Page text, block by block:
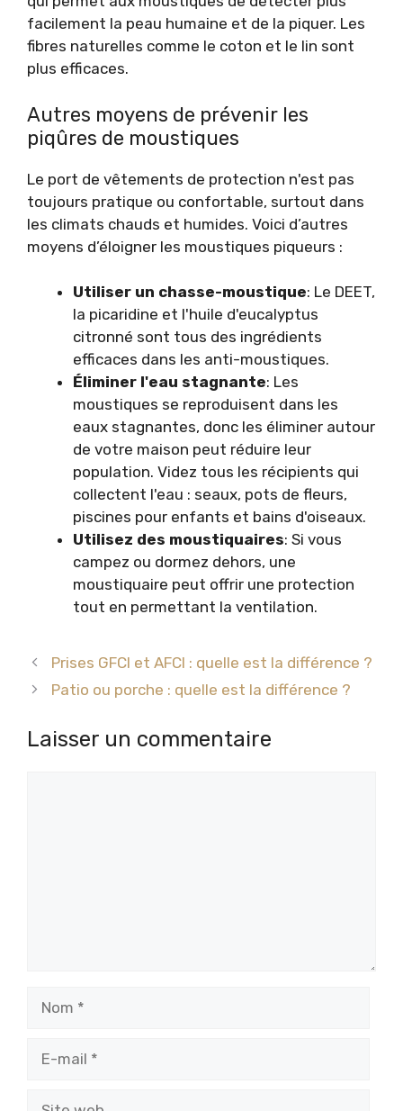
facilement la peau humaine et de la piquer. Les
fibres naturelles comme le coton et le lin sont
plus efficaces.
Autres moyens de prévenir les
piqûres de moustiques
Le port de vêtements de protection n'est pas
toujours pratique ou confortable, surtout dans
les climats chauds et humides. Voici d’autres
moyens d’éloigner les moustiques piqueurs :
Utiliser un chasse-moustique: Le DEET,
la picaridine et l'huile d'eucalyptus
citronné sont tous des ingrédients
efficaces dans les anti-moustiques.
Éliminer l'eau stagnante: Les
moustiques se reproduisent dans les
eaux stagnantes, donc les éliminer autour
de votre maison peut réduire leur
population. Videz tous les récipients qui
collectent l'eau : seaux, pots de fleurs,
piscines pour enfants et bains d'oiseaux.
Utilisez des moustiquaires: Si vous
campez ou dormez dehors, une
moustiquaire peut offrir une protection
tout en permettant la ventilation.
Prises GFCI et AFCI : quelle est la différence ?
Patio ou porche : quelle est la différence ?
Laisser un commentaire
mail